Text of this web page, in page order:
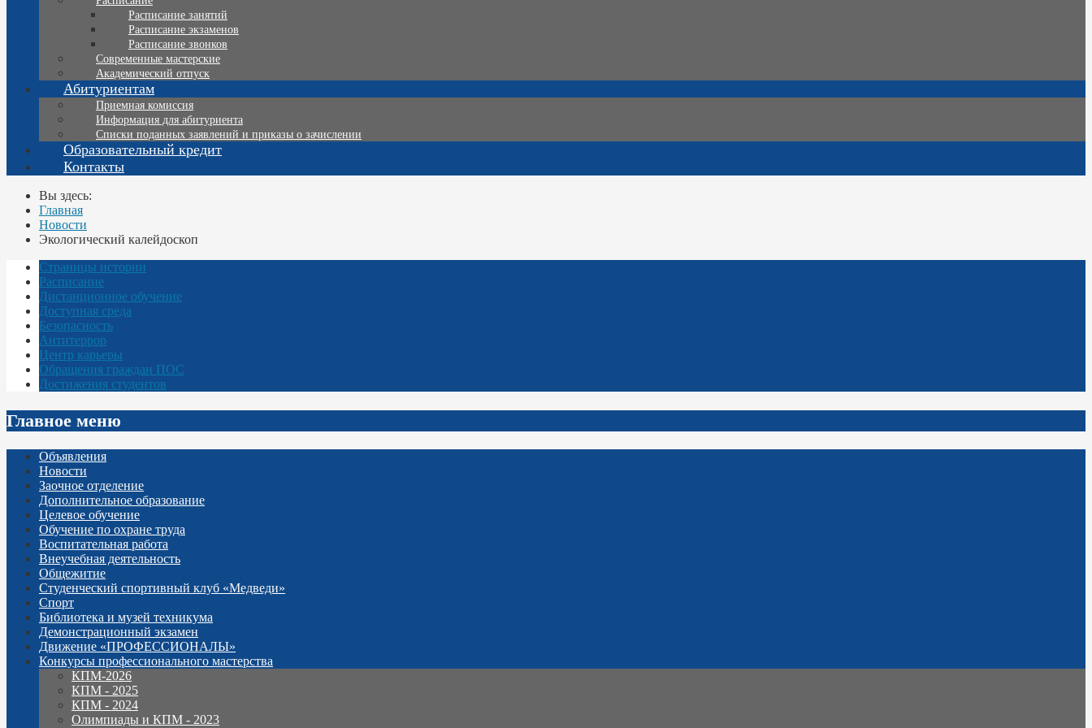
Расписание занятий
Расписание экзаменов
Расписание звонков
Современные мастерские
Академический отпуск
Абитуриентам
Приемная комиссия
Информация для абитуриента
Списки поданных заявлений и приказы о зачислении
Образовательный кредит
Контакты
Вы здесь:
Главная
Новости
Экологический калейдоскоп
Страницы истории
Расписание
Дистанционное обучение
Доступная среда
Безопасность
Антитеррор
Центр карьеры
Обращения граждан ПОС
Достижения студентов
Главное меню
Объявления
Новости
Заочное отделение
Дополнительное образование
Целевое обучение
Обучение по охране труда
Воспитательная работа
Внеучебная деятельность
Общежитие
Студенческий спортивный клуб «Медведи»
Спорт
Библиотека и музей техникума
Демонстрационный экзамен
Движение «ПРОФЕССИОНАЛЫ»
Конкурсы профессионального мастерства
КПМ-2026
КПМ - 2025
КПМ - 2024
Олимпиады и КПМ - 2023